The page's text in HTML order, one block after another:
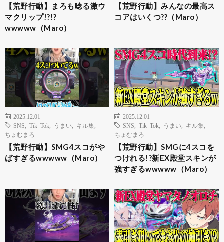
【荒野行動】まろも唸る激ウ
マクリップ!?!?
wwwww（Maro）
【荒野行動】みんなの最高ス
コアはいくつ??（Maro）
2025.12.01
SNS
Tik Tok うまい キル集
ちょむまろ
【荒野行動】SMG4スコがや
ばすぎるwwwww（Maro）
2025.12.01
SNS
Tik Tok うまい キル集
ちょむまろ
【荒野行動】SMGに4スコを
つけれる!?新EX殿堂スキンが
強すぎるwwwww（Maro）